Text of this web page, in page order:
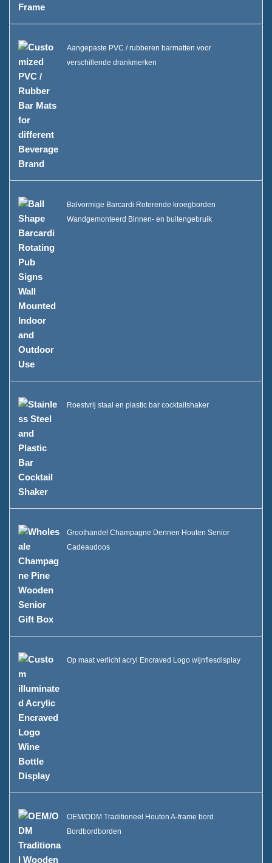
Aangepaste PVC / rubberen barmatten voor
verschillende drankmerken
Balvormige Barcardi Roterende kroegborden
Wandgemonteerd Binnen- en buitengebruik
Roestvrij staal en plastic bar cocktailshaker
Groothandel Champagne Dennen Houten Senior
Cadeaudoos
Op maat verlicht acryl Encraved Logo wijnflesdisplay
OEM/ODM Traditioneel Houten A-frame bord
Bordbordborden